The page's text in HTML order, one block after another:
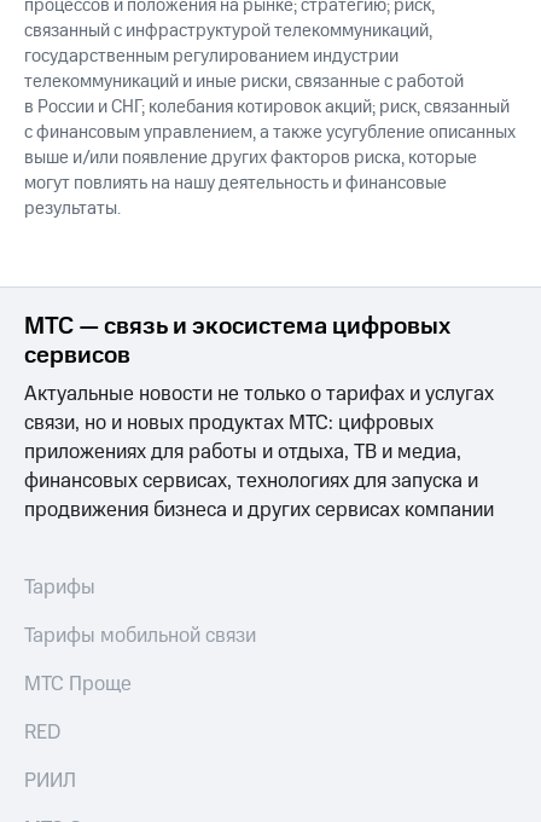
процессов и положения на рынке; стратегию; риск,
связанный с инфраструктурой телекоммуникаций,
государственным регулированием индустрии
телекоммуникаций и иные риски, связанные с работой
в России и СНГ; колебания котировок акций; риск, связанный
с финансовым управлением, а также усугубление описанных
выше и/или появление других факторов риска, которые
могут повлиять на нашу деятельность и финансовые
результаты.
МТС — связь и экосистема цифровых
сервисов
Актуальные новости не только о тарифах и услугах
связи, но и новых продуктах МТС: цифровых
приложениях для работы и отдыха, ТВ и медиа,
финансовых сервисах, технологиях для запуска и
продвижения бизнеса и других сервисах компании
Тарифы
Тарифы мобильной связи
МТС Проще
RED
РИИЛ